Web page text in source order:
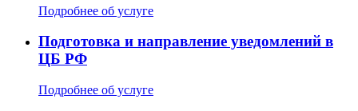
Подробнее об услуге
Подготовка и направление уведомлений в
ЦБ РФ
Подробнее об услуге